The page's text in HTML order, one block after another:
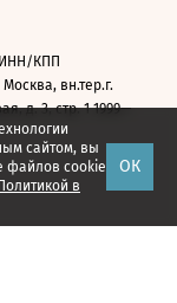
сайтом, вы
файлов cookie
Политикой в
ОК
КПП
Москва, вн.тер.г.
д. 3, стр. 1 1999—